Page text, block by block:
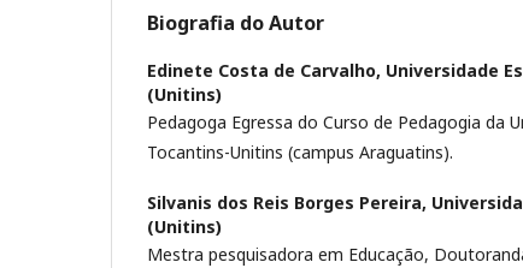
Biografia do Autor
Edinete Costa de Carvalho, Universidade
(Unitins)
Pedagoga Egressa do Curso de Pedagogia da
Tocantins-Unitins (campus Araguatins).
Silvanis dos Reis Borges Pereira,
(Unitins)
Mestra pesquisadora em Educação,